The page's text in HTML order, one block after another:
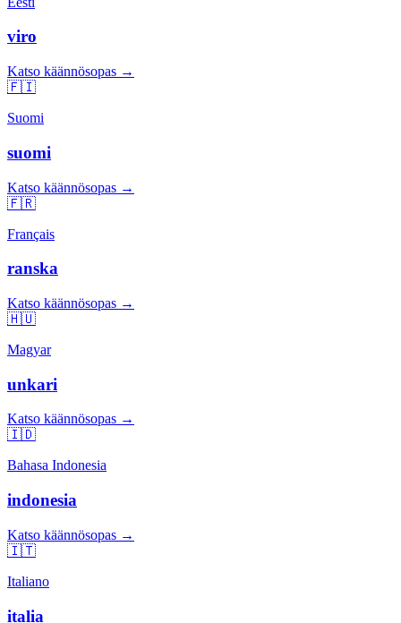
viro
Katso käännösopas →
🇫🇮
Suomi
suomi
Katso käännösopas →
🇫🇷
Français
ranska
Katso käännösopas →
🇭🇺
Magyar
unkari
Katso käännösopas →
🇮🇩
Bahasa Indonesia
indonesia
Katso käännösopas →
🇮🇹
Italiano
italia